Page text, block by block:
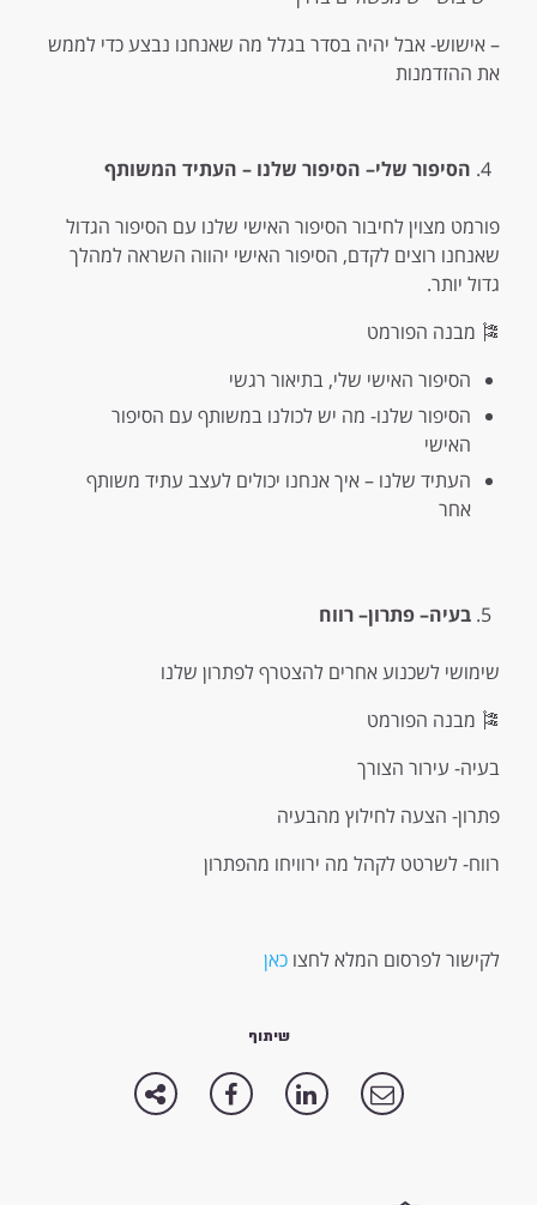
– אישוש- אבל יהיה בסדר בגלל מה שאנחנו נבצע כדי לממש
את ההזדמנות
הסיפור שלי– הסיפור שלנו – העתיד המשותף
פורמט מצוין לחיבור הסיפור האישי שלנו עם הסיפור הגדול
שאנחנו רוצים לקדם, הסיפור האישי יהווה השראה למהלך
גדול יותר.
🎏 מבנה הפורמט
הסיפור האישי שלי, בתיאור רגשי
הסיפור שלנו- מה יש לכולנו במשותף עם הסיפור
האישי
העתיד שלנו – איך אנחנו יכולים לעצב עתיד משותף
אחר
בעיה–פתרון–רווח
שימושי לשכנוע אחרים להצטרף לפתרון שלנו
🎏 מבנה הפורמט
בעיה- עירור הצורך
פתרון- הצעה לחילוץ מהבעיה
רווח- לשרטט לקהל מה ירוויחו מהפתרון
לקישור לפרסום המלא לחצוכאן
שיתוף